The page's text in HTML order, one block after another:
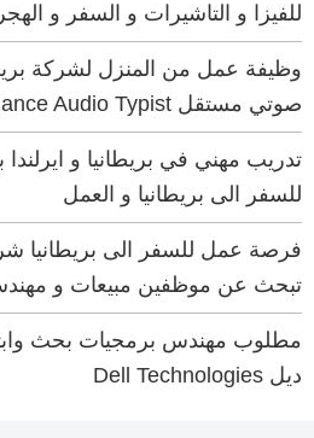
للفيزا و التاشيرات و السفر و
وظيفة عمل من المنزل لشركة
صوتي مستقل Freelance Audio Typist
تدريب مهني في بريطانيا و
للسفر الى بريطانيا و العمل
فرصة عمل للسفر الى بريطانيا
تبحث عن موظفين مبيعات و
مطلوب مهندس برمجيات بحث
ديل Dell Technologies